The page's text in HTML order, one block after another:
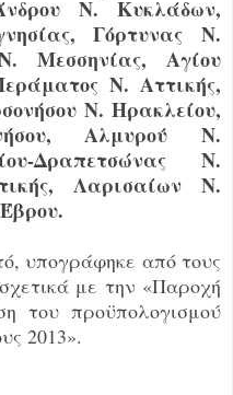
Ν. Κυκλάδων,
Γόρτυνας Ν.
Μεσσηνίας, Αγίου
Ν. Αττικής,
Ν. Ηρακλείου,
Αλμυρού Ν.
Δραπετσώνας Ν.
Λαρισαίων Ν.
υπογράφηκε από τους
με την «Παροχή
του προϋπολογισμού
2013».